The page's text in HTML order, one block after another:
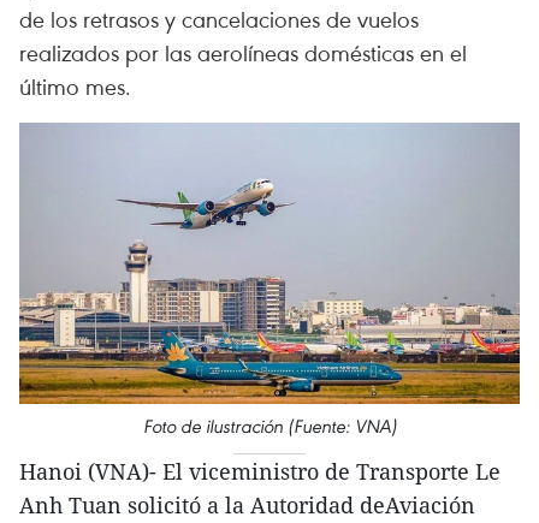
de los retrasos y cancelaciones de vuelos
realizados por las aerolíneas domésticas en el
último mes.
Foto de ilustración (Fuente: VNA)
Hanoi (VNA)- El viceministro de Transporte Le
Anh Tuan solicitó a la Autoridad deAviación